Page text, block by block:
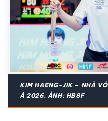
KIM HAENG-JIK – NHÀ
Á 2026. ẢNH: HBSF